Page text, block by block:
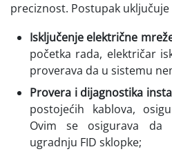
preciznost. Postupak uključuje
Isključenje električne
početka rada, električar
proverava da u sistemu
Provera i dijagnostika
postojećih kablova,
Ovim se osigurava da
ugradnju FID sklopke;